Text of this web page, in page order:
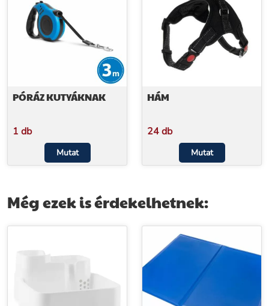
PÓRÁZ KUTYÁKNAK
1 db
Mutat
HÁM
24 db
Mutat
Még ezek is érdekelhetnek: